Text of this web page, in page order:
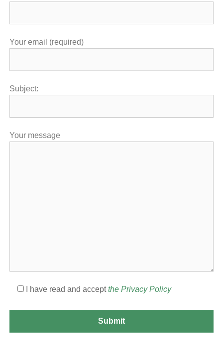
Your email (required)
Subject:
Your message
I have read and acceptthe Privacy Policy